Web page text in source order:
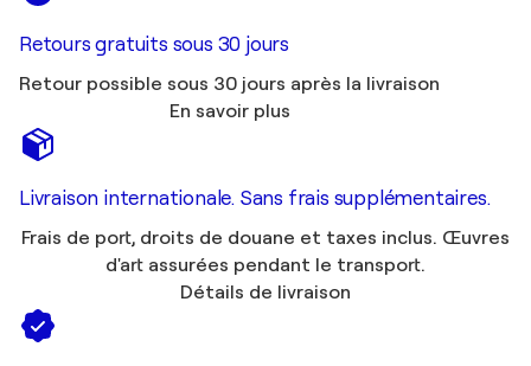
Retours gratuits sous 30 jours
Retour possible sous 30 jours après la livraison
En savoir plus
Livraison internationale. Sans frais supplémentaires.
Frais de port, droits de douane et taxes inclus. Œuvres
d'art assurées pendant le transport.
Détails de livraison